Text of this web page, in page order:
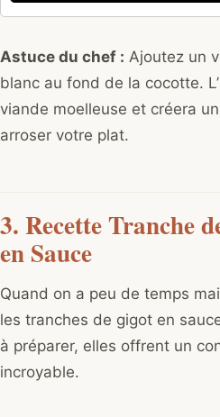
Astuce du chef : Ajoutez un
blanc au fond de la cocotte.
viande moelleuse et créera
arroser votre plat.
3. Recette Tranche
en Sauce
Quand on a peu de temps
les tranches de gigot en
à préparer, elles offrent un
incroyable.